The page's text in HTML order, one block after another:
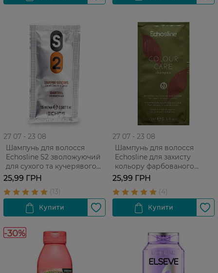
27 07 - 23 08
Шампунь для волосся
Echosline S2 зволожуючий
для сухого та кучерявого
волосся 15 мл
25,99 ГРН
27 07 - 23 08
Шампунь для волосся
Echosline для захисту
кольору фарбованого
волосся 15 мл
25,99 ГРН
-30%